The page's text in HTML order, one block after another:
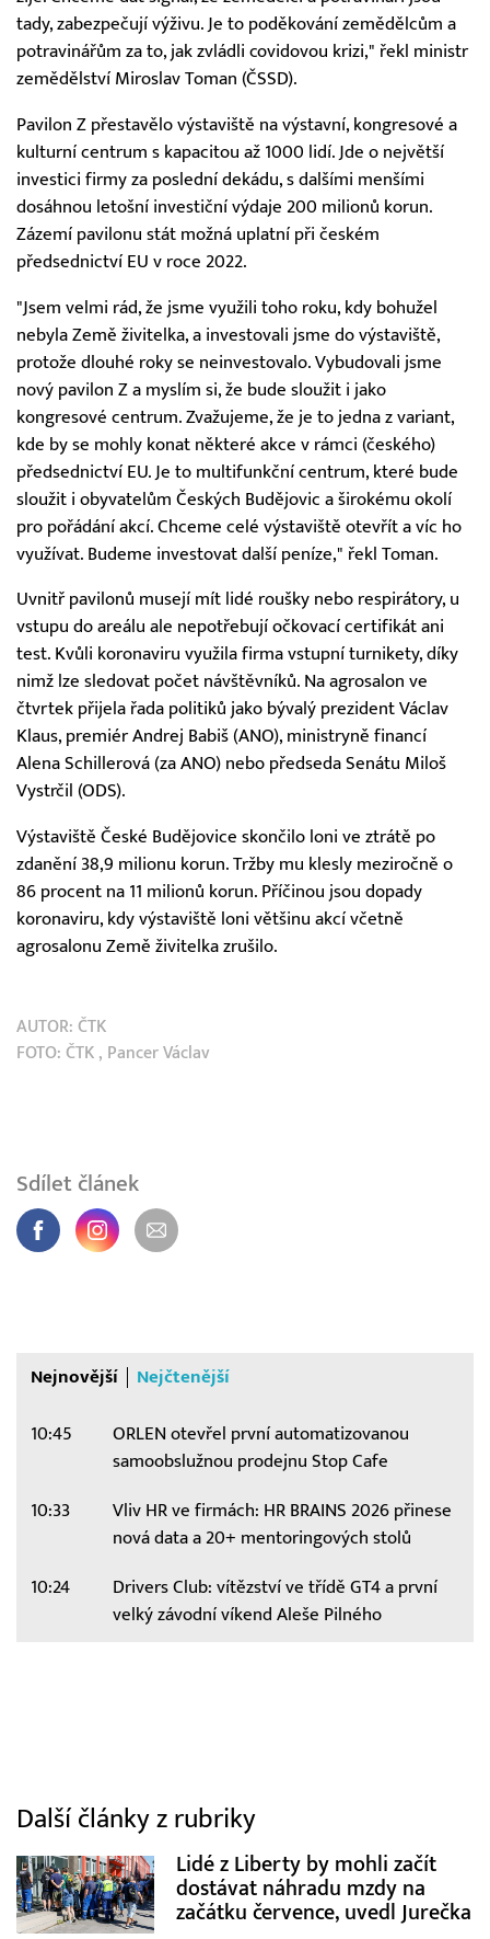
tady, zabezpečují výživu. Je to poděkování zemědělcům a
potravinářům za to, jak zvládli covidovou krizi," řekl ministr
zemědělství Miroslav Toman (ČSSD).
Pavilon Z přestavělo výstaviště na výstavní, kongresové a
kulturní centrum s kapacitou až 1000 lidí. Jde o největší
investici firmy za poslední dekádu, s dalšími menšími
dosáhnou letošní investiční výdaje 200 milionů korun.
Zázemí pavilonu stát možná uplatní při českém
předsednictví EU v roce 2022.
"Jsem velmi rád, že jsme využili toho roku, kdy bohužel
nebyla Země živitelka, a investovali jsme do výstaviště,
protože dlouhé roky se neinvestovalo. Vybudovali jsme
nový pavilon Z a myslím si, že bude sloužit i jako
kongresové centrum. Zvažujeme, že je to jedna z variant,
kde by se mohly konat některé akce v rámci (českého)
předsednictví EU. Je to multifunkční centrum, které bude
sloužit i obyvatelům Českých Budějovic a širokému okolí
pro pořádání akcí. Chceme celé výstaviště otevřít a víc ho
využívat. Budeme investovat další peníze," řekl Toman.
Uvnitř pavilonů musejí mít lidé roušky nebo respirátory, u
vstupu do areálu ale nepotřebují očkovací certifikát ani
test. Kvůli koronaviru využila firma vstupní turnikety, díky
nimž lze sledovat počet návštěvníků. Na agrosalon ve
čtvrtek přijela řada politiků jako bývalý prezident Václav
Klaus, premiér Andrej Babiš (ANO), ministryně financí
Alena Schillerová (za ANO) nebo předseda Senátu Miloš
Vystrčil (ODS).
Výstaviště České Budějovice skončilo loni ve ztrátě po
zdanění 38,9 milionu korun. Tržby mu klesly meziročně o
86 procent na 11 milionů korun. Příčinou jsou dopady
koronaviru, kdy výstaviště loni většinu akcí včetně
agrosalonu Země živitelka zrušilo.
AUTOR: ČTK
FOTO: ČTK , Pancer Václav
Sdílet článek
Nejnovější Nejčtenější
10:45
ORLEN otevřel první automatizovanou
samoobslužnou prodejnu Stop Cafe
10:33
Vliv HR ve firmách: HR BRAINS 2026 přinese
nová data a 20+ mentoringových stolů
10:24
Drivers Club: vítězství ve třídě GT4 a první
velký závodní víkend Aleše Pilného
Další články z rubriky
Lidé z Liberty by mohli začít
dostávat náhradu mzdy na
začátku července, uvedl Jurečka